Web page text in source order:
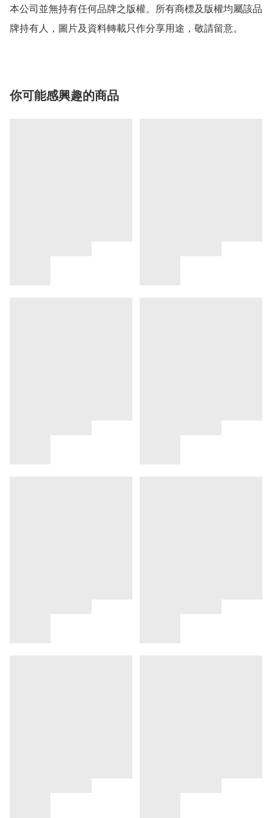
本公司並無持有任何品牌之版權。所有商標及版權均屬該品
牌持有人，圖片及資料轉載只作分享用途，敬請留意。
你可能感興趣的商品